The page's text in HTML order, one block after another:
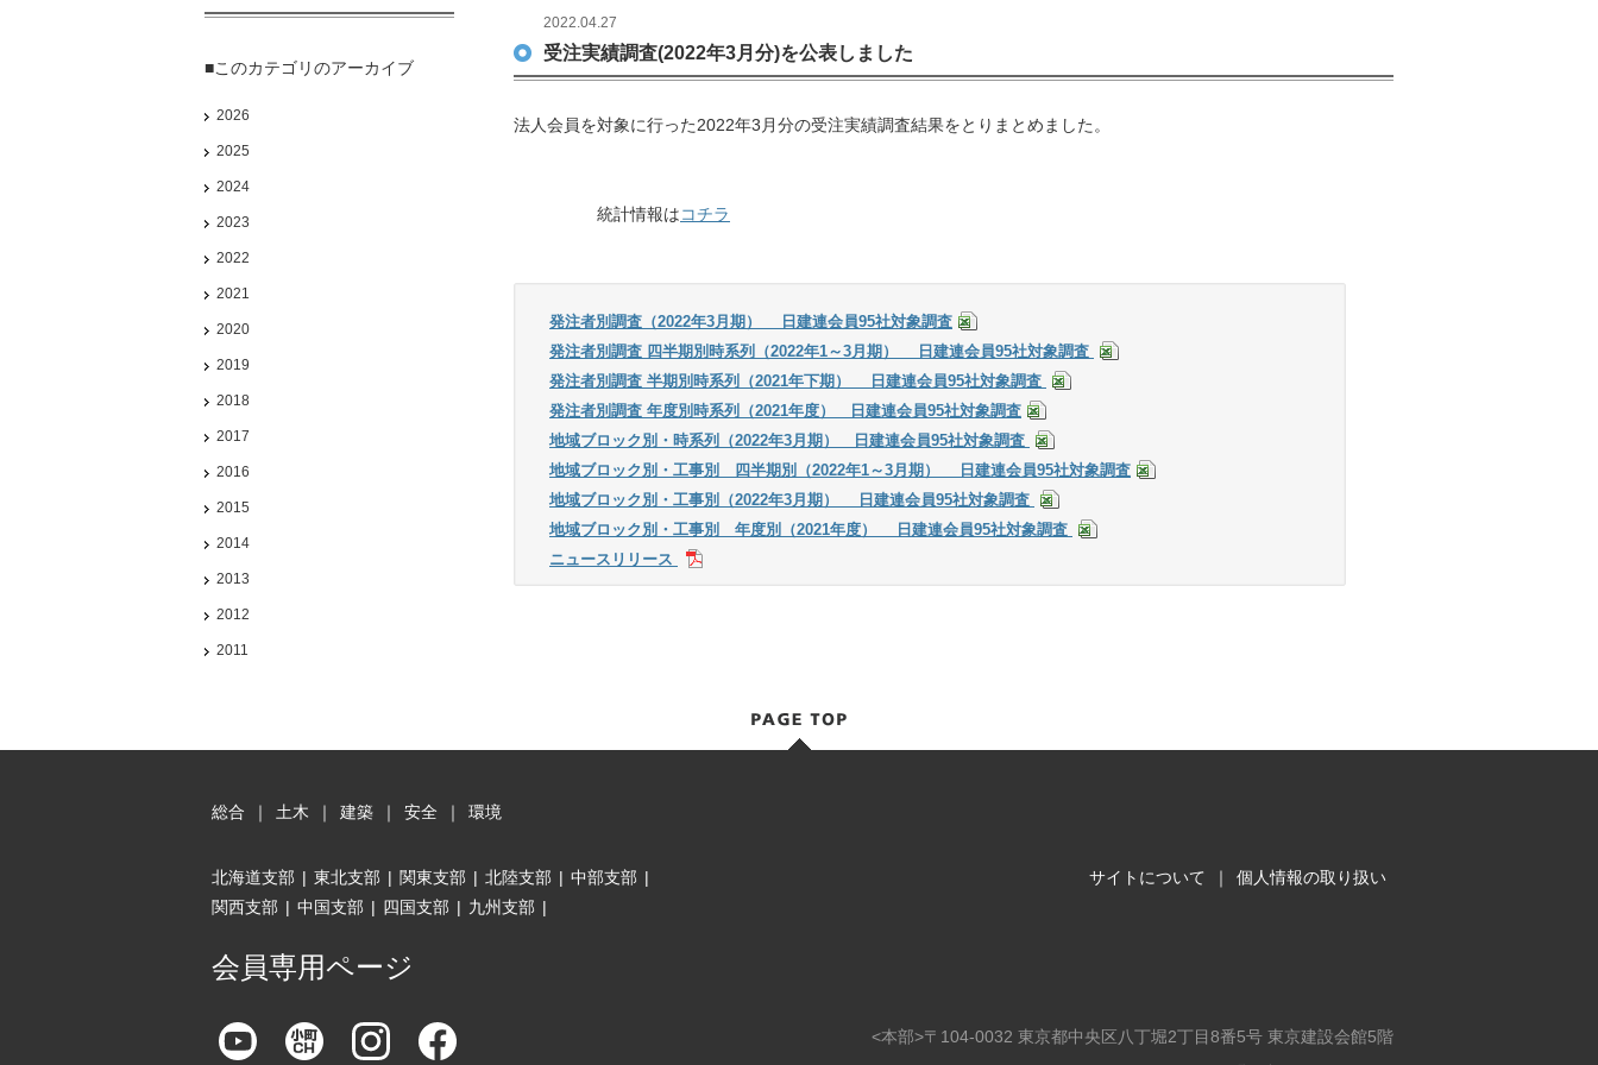
2022.04.27
受注実績調査(2022年3月分)を公表しました
法人会員を対象に行った2022年3月分の受注実績調査結果をとりまとめました。
統計情報はコチラ
発注者別調査（2022年3月期） 日建連会員95社対象調査
発注者別調査 四半期別時系列（2022年1～3月期） 日建連会員95社対象調査
発注者別調査 半期別時系列（2021年下期） 日建連会員95社対象調査
発注者別調査 年度別時系列（2021年度） 日建連会員95社対象調査
地域ブロック別・時系列（2022年3月期） 日建連会員95社対象調査
地域ブロック別・工事別 四半期別（2022年1～3月期） 日建連会員95社対象調査
地域ブロック別・工事別（2022年3月期） 日建連会員95社対象調査
地域ブロック別・工事別 年度別（2021年度） 日建連会員95社対象調査
ニュースリリース
■このカテゴリのアーカイブ
2026
2025
2024
2023
2022
2021
2020
2019
2018
2017
2016
2015
2014
2013
2012
2011
総合 ｜ 土木 ｜ 建築 ｜ 安全 ｜ 環境
サイトについて ｜ 個人情報の取り扱い
北海道支部 | 東北支部 | 関東支部 | 北陸支部 | 中部支部 |
関西支部 | 中国支部 | 四国支部 | 九州支部 |
会員専用ページ
<本部>〒104-0032 東京都中央区八丁堀2丁目8番5号 東京建設会館5階